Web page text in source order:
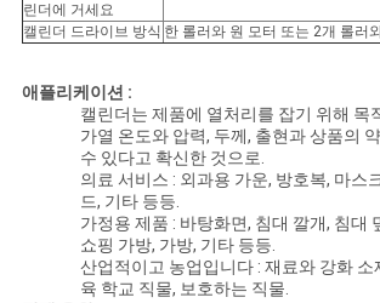
PRIVACY
POLICY
린더에 거세요
캘린더 드라이브 방식 한 롤러와 원 모터 또는 2개 롤러
애플리케이션 :
캘린더는 제품에 열처리를 잡기 위해 목
가열 온도와 압력, 두께, 출현과 상품의
수 있다고 확신한 것으로.
의료 서비스 : 외과용 가운, 방호복, 마스
드, 기타 등등.
가정용 제품 : 바탕화면, 침대 깔개, 침대
쇼핑 가방, 가방, 기타 등등.
산업적이고 농업입니다 : 재료와 강화 소
육 학교 직물, 보호하는 직물.